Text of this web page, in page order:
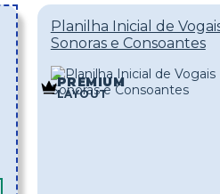
Planilha Inicial de
Sonoras e Consoantes
PREMIUM
LAYOUT